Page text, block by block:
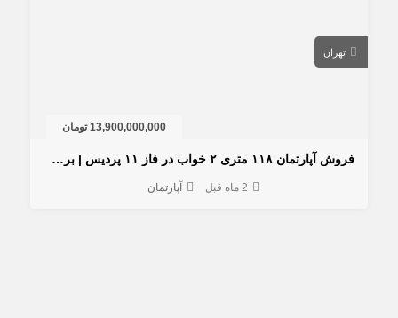
13,900,000,000 تومان
فروش آپارتمان ۱۱۸ متری ۲ خواب در فاز ۱۱ پردیس | برج لوکس شهرک غدیر
آپارتمان